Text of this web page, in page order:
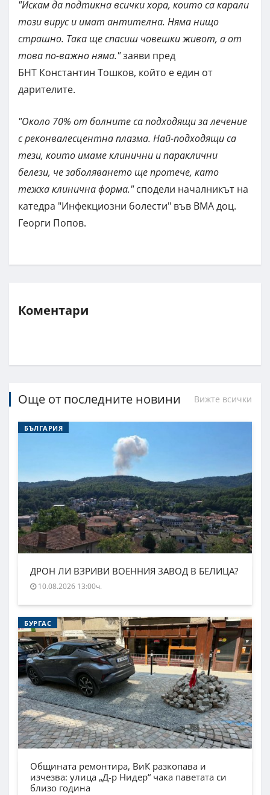
"Искам да подтикна всички хора, които са карали
този вирус и имат антителна. Няма нищо
страшно. Така ще спасиш човешки живот, а от
това по-важно няма."заяви пред
БНТ Константин Тошков, който е един от
дарителите.
"Около 70% от болните са подходящи за лечение
с реконвалесцентна плазма. Най-подходящи са
тези, които имаме клинични и параклични
белези, че заболяването ще протече, като
тежка клинична форма."сподели началникът на
катедра "Инфекциозни болести" във ВМА доц.
Георги Попов.
Коментари
Още от последните новини Вижте всички
БЪЛГАРИЯ
ДРОН ЛИ ВЗРИВИ ВОЕННИЯ ЗАВОД В БЕЛИЦА?
10.08.2026 13:00ч.
БУРГАС
Общината ремонтира, ВиК разкопава и
изчезва: улица „Д-р Нидер“ чака паветата си
близо година